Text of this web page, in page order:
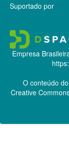
Suportado por
Empresa
O conteúdo
Creative